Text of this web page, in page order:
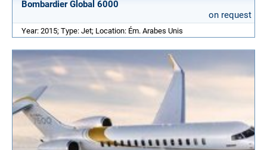
Bombardier Global 6000
on request
Year: 2015; Type: Jet; Location: Ém. Arabes Unis